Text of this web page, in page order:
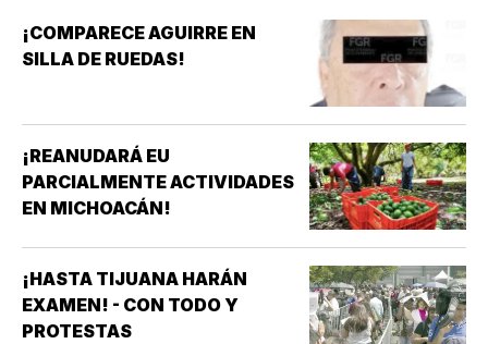
¡COMPARECE AGUIRRE EN
SILLA DE RUEDAS!
¡REANUDARÁ EU
PARCIALMENTE ACTIVIDADES
EN MICHOACÁN!
¡HASTA TIJUANA HARÁN
EXAMEN! - CON TODO Y
PROTESTAS